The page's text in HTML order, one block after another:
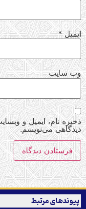
ایمیل*
وب‌ سایت
ذخیره نام، ایمیل و
دیدگاهی می‌نویسم.
پیوندهای مرتبط